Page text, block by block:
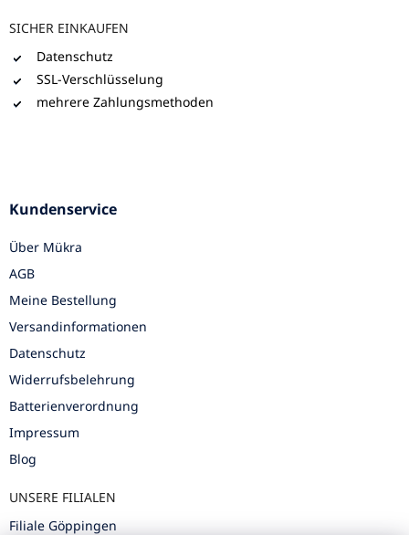
SICHER EINKAUFEN
Datenschutz
SSL-Verschlüsselung
mehrere Zahlungsmethoden
Kundenservice
Über Mükra
AGB
Meine Bestellung
Versandinformationen
Datenschutz
Widerrufsbelehrung
Batterienverordnung
Impressum
Blog
UNSERE FILIALEN
Filiale Göppingen